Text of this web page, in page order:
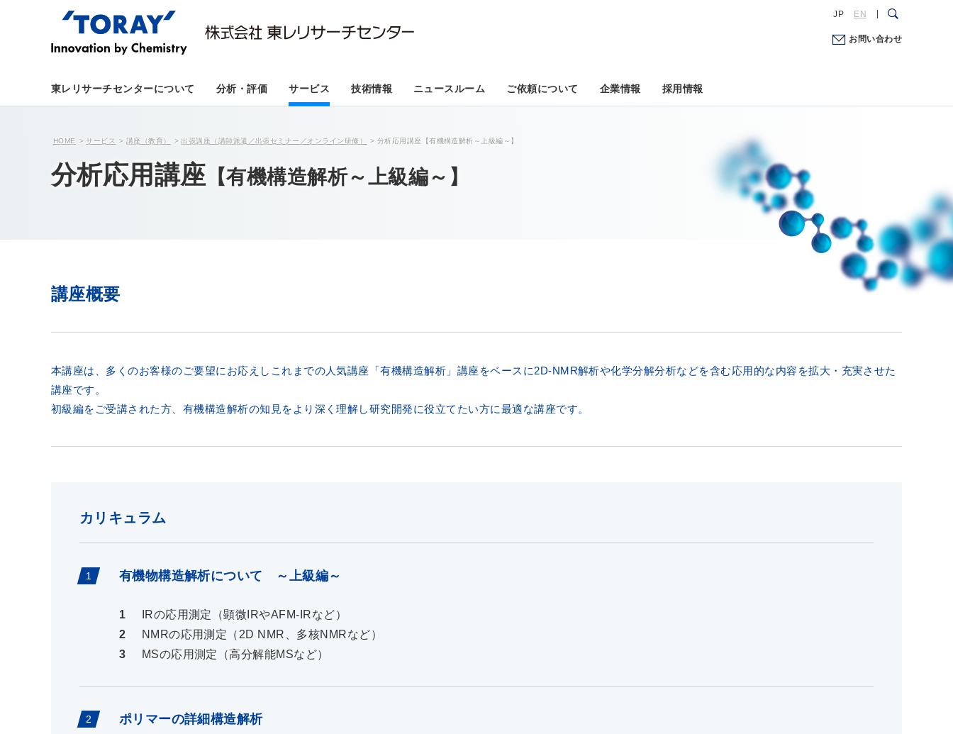
JP EN
お問い合わせ
東レリサーチセンターについて 分析・評価 サービス 技術情報 ニュースルーム ご依頼について 企業情報 採用情報
HOME サービス 講座（教育） 出張講座（講師派遣／出張セミナー／オンライン研修） 分析応用講座【有機構造解析～上級編～】
分析応用講座 【有機構造解析～上級編～】
講座概要
本講座は、多くのお客様のご要望にお応えしこれまでの人気講座「有機構造解析」講座をベースに2D-NMR解析や化学分解分析などを含む応用的な内容を拡大・充実させた
講座です。
初級編をご受講された方、有機構造解析の知見をより深く理解し研究開発に役立てたい方に最適な講座です。
カリキュラム
有機物構造解析について ～上級編～
IRの応用測定（顕微IRやAFM-IRなど）
NMRの応用測定（2D NMR、多核NMRなど）
MSの応用測定（高分解能MSなど）
ポリマーの詳細構造解析